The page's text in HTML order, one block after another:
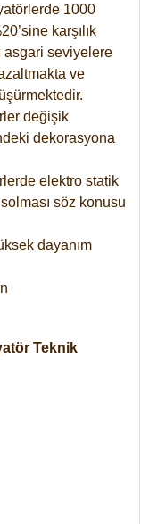
1000
karşılık
asgari seviyelere
ve
değişik
dekorasyona
elektro statik
söz konusu
dayanım
Teknik